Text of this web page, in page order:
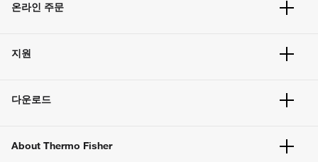
온라인 주문
주문 방법
벌크 주문
지원
고객 센터
웹사이트 개선사항
다운로드
About Thermo Fisher